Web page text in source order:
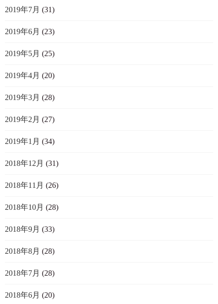
2019年7月 (31)
2019年6月 (23)
2019年5月 (25)
2019年4月 (20)
2019年3月 (28)
2019年2月 (27)
2019年1月 (34)
2018年12月 (31)
2018年11月 (26)
2018年10月 (28)
2018年9月 (33)
2018年8月 (28)
2018年7月 (28)
2018年6月 (20)